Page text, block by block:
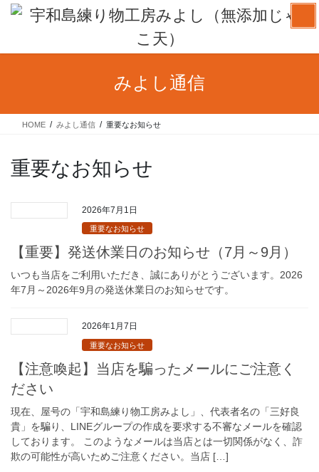
ン
ー
みよし通信
HOME みよし通信 重要なお知らせ
重要なお知らせ
2026年7月1日
重要なお知らせ
【重要】発送休業日のお知らせ（7月～9月）
いつも当店をご利用いただき、誠にありがとうございます。2026
年7月～2026年9月の発送休業日のお知らせです。
2026年1月7日
重要なお知らせ
【注意喚起】当店を騙ったメールにご注意く
ださい
現在、屋号の「宇和島練り物工房みよし」、代表者名の「三好良
貴」を騙り、LINEグループの作成を要求する不審なメールを確認
しております。 このようなメールは当店とは一切関係がなく、詐
欺の可能性が高いためご注意ください。当店 […]